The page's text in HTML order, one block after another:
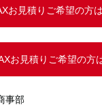
お見積りご希望の方
お見積りご希望の方
事部